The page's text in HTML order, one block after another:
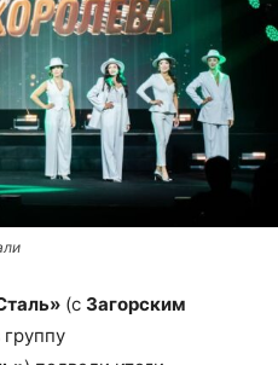
(с Загорским
группу